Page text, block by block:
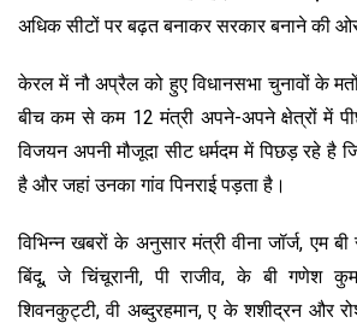
अधिक सीटों पर बढ़त बनाकर सरकार बनाने की
केरल में नौ अप्रैल को हुए विधानसभा चुनावों के
बीच कम से कम 12 मंत्री अपने-अपने क्षेत्रों में
विजयन अपनी मौजूदा सीट धर्मदम में पिछड़ रहे है
है और जहां उनका गांव पिनराई पड़ता है।
विभिन्न खबरों के अनुसार मंत्री वीना जॉर्ज,
बिंदू, जे चिंचूरानी, पी राजीव, के बी गणेश
शिवनकुट्टी, वी अब्दुरहमान, ए के शशीद्रन और